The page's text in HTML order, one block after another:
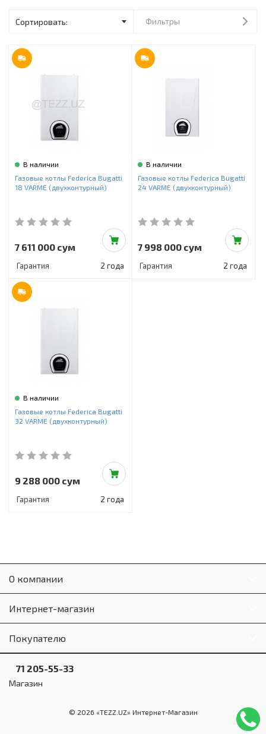
Сантехника
Фильтры
В наличии
Газовые котлы Federica Bugatti
18 VARME (двухконтурный)
7 611 000 сум
Гарантия 2 года
В наличии
Газовые котлы Federica Bugatti
24 VARME (двухконтурный)
7 998 000 сум
Гарантия 2 года
В наличии
Газовые котлы Federica Bugatti
32 VARME (двухконтурный)
9 288 000 сум
Гарантия 2 года
О компании
Интернет-магазин
Покупателю
71 205-55-33
Магазин
© 2026 «TEZZ.UZ» Интернет-Магазин